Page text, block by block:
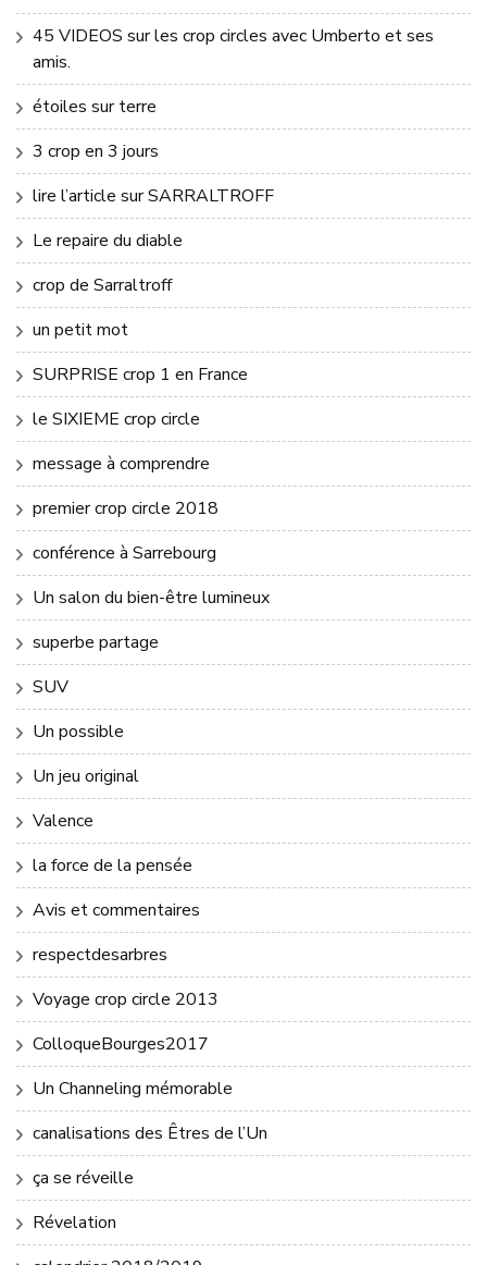
45 VIDEOS sur les crop circles avec Umberto et ses
amis.
étoiles sur terre
3 crop en 3 jours
lire l’article sur SARRALTROFF
Le repaire du diable
crop de Sarraltroff
un petit mot
SURPRISE crop 1 en France
le SIXIEME crop circle
message à comprendre
premier crop circle 2018
conférence à Sarrebourg
Un salon du bien-être lumineux
superbe partage
SUV
Un possible
Un jeu original
Valence
la force de la pensée
Avis et commentaires
respectdesarbres
Voyage crop circle 2013
ColloqueBourges2017
Un Channeling mémorable
canalisations des Êtres de l’Un
ça se réveille
Révelation